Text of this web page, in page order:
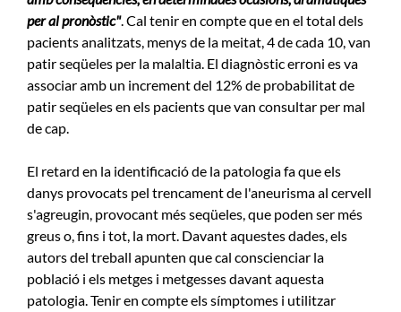
per al pronòstic". Cal tenir en compte que en el total dels
pacients analitzats, menys de la meitat, 4 de cada 10, van
patir seqüeles per la malaltia. El diagnòstic erroni es va
associar amb un increment del 12% de probabilitat de
patir seqüeles en els pacients que van consultar per mal
de cap.
El retard en la identificació de la patologia fa que els
danys provocats pel trencament de l'aneurisma al cervell
s'agreugin, provocant més seqüeles, que poden ser més
greus o, fins i tot, la mort. Davant aquestes dades, els
autors del treball apunten que cal conscienciar la
població i els metges i metgesses davant aquesta
patologia. Tenir en compte els símptomes i utilitzar